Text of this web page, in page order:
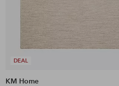
DEAL
KM Home